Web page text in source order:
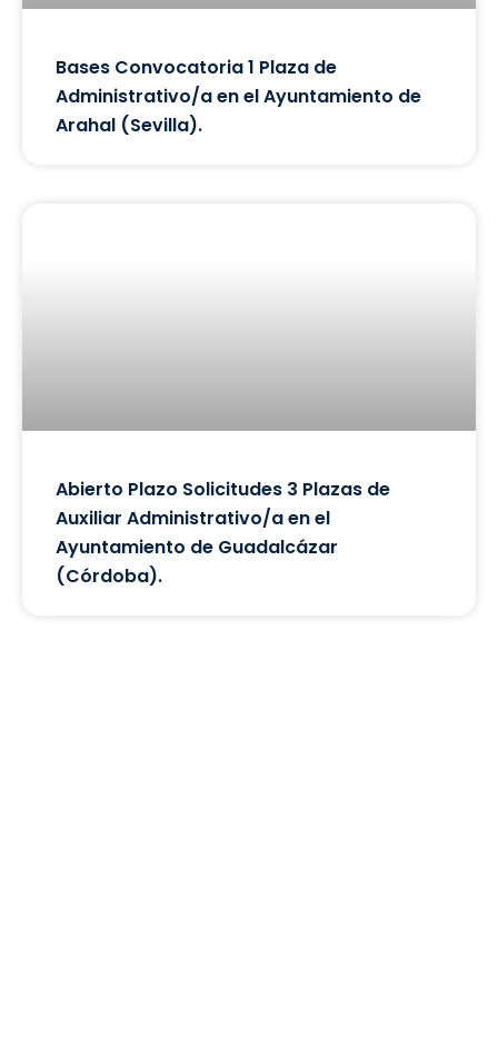
Bases Convocatoria 1 Plaza de
Administrativo/a en el Ayuntamiento de
Arahal (Sevilla).
Abierto Plazo Solicitudes 3 Plazas de
Auxiliar Administrativo/a en el
Ayuntamiento de Guadalcázar
(Córdoba).